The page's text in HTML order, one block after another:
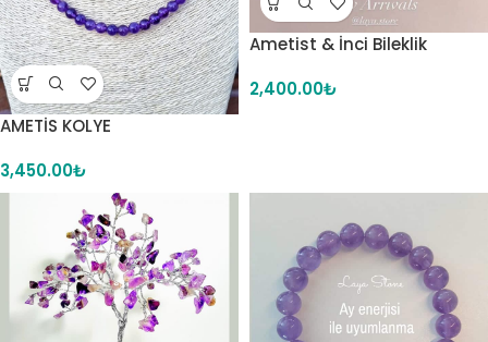
AMETİS KOLYE
3,450.00₺
Ametist & İnci Bileklik
2,400.00₺